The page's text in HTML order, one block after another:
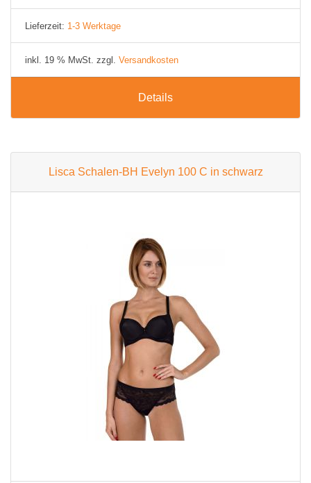
Lieferzeit: 1-3 Werktage
inkl. 19 % MwSt. zzgl. Versandkosten
Details
Lisca Schalen-BH Evelyn 100 C in schwarz